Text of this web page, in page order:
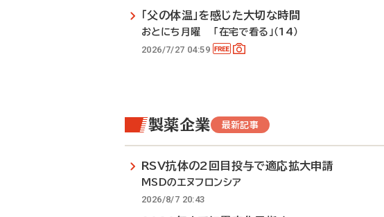
「父の体温」を感じた大切な時間
おとにち月曜 「在宅で看る」（14）
2026/7/27 04:59
製薬企業 最新記事
RSV抗体の2回目投与で適応拡大申請
MSDのエヌフロンシア
2026/8/7 20:43